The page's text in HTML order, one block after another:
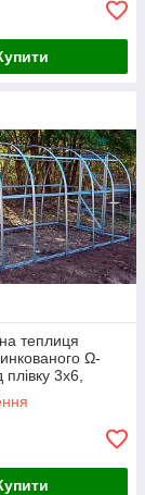
теплиця
Ω-
3х6,